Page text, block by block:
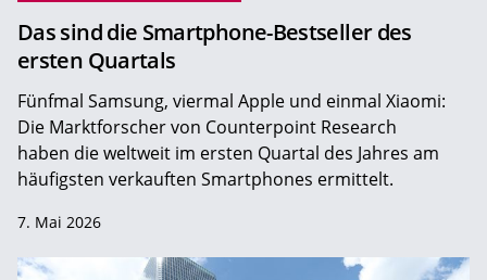
Das sind die Smartphone-Bestseller des
ersten Quartals
Fünfmal Samsung, viermal Apple und einmal Xiaomi:
Die Marktforscher von Counterpoint Research
haben die weltweit im ersten Quartal des Jahres am
häufigsten verkauften Smartphones ermittelt.
7. Mai 2026